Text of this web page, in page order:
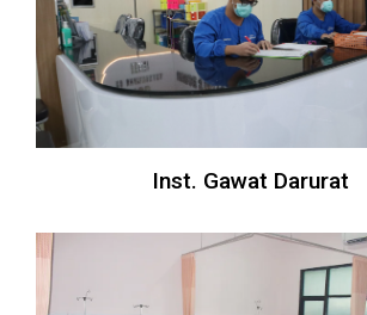
Inst. Gawat Darurat